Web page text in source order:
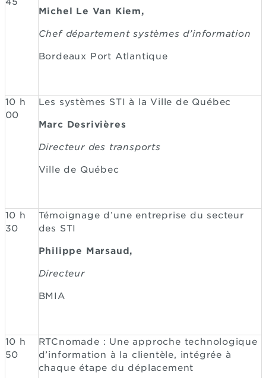
Michel Le Van Kiem,
Chef département systèmes d’information
Bordeaux Port Atlantique
10 h
00
Les systèmes STI à la Ville de Québec
Marc Desrivières
Directeur des transports
Ville de Québec
10 h
30
Témoignage d’une entreprise du secteur
des STI
Philippe Marsaud,
Directeur
BMIA
10 h
50
RTCnomade : Une approche technologique
d’information à la clientèle, intégrée à
chaque étape du déplacement